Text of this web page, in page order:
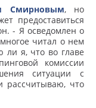
Смирновым, но
предоставиться
- Я осведомлен о
читал о нем
ли я, что во главе
комиссии
ситуации с
рассчитываю, что